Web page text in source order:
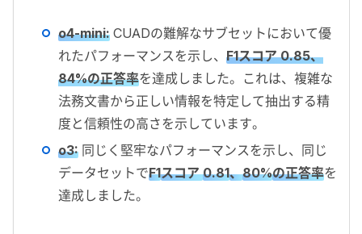
o4-mini: CUADの難解なサブセットにおいて優
れたパフォーマンスを示し、 F1スコア 0.85、
84%の正答率を達成しました。これは、複雑な
法務文書から正しい情報を特定して抽出する精
度と信頼性の高さを示しています。
o3: 同じく堅牢なパフォーマンスを示し、同じ
データセットでF1スコア0.81、80%の正答率を
達成しました。